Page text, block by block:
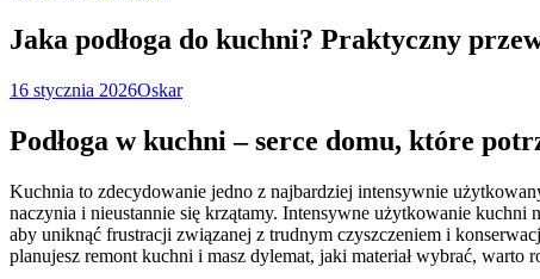
Jaka podłoga do kuchni? Praktyczny
16 stycznia 2026Oskar
Podłoga w kuchni – serce domu, które
Kuchnia to zdecydowanie jedno z najbardziej intensywnie
naczynia i nieustannie się krzątamy. Intensywne użytkowanie kuchni
aby uniknąć frustracji związanej z trudnym czyszczeniem i
planujesz remont kuchni i masz dylemat, jaki materiał wybrać,